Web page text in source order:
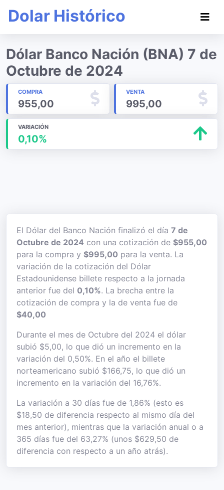
Dolar Histórico
Dólar Banco Nación (BNA) 7 de
Octubre de 2024
COMPRA
955,00
VENTA
995,00
VARIACIÓN
0,10%
El Dólar del Banco Nación finalizó el día 7 de
Octubre de 2024 con una cotización de $955,00
para la compra y $995,00 para la venta. La
variación de la cotización del Dólar
Estadounidense billete respecto a la jornada
anterior fue del 0,10%. La brecha entre la
cotización de compra y la de venta fue de
$40,00
Durante el mes de Octubre del 2024 el dólar
subió $5,00, lo que dió un incremento en la
variación del 0,50%. En el año el billete
norteamericano subió $166,75, lo que dió un
incremento en la variación del 16,76%.
La variación a 30 días fue de 1,86% (esto es
$18,50 de diferencia respecto al mismo día del
mes anterior), mientras que la variación anual o a
365 días fue del 63,27% (unos $629,50 de
diferencia con respecto a un año atrás).